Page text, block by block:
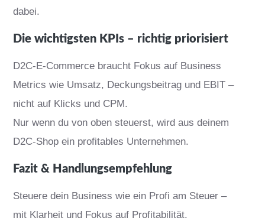
dabei.
Die wichtigsten KPIs – richtig priorisiert
D2C-E-Commerce braucht Fokus auf Business
Metrics wie Umsatz, Deckungsbeitrag und EBIT –
nicht auf Klicks und CPM.
Nur wenn du von oben steuerst, wird aus deinem
D2C-Shop ein profitables Unternehmen.
Fazit & Handlungsempfehlung
Steuere dein Business wie ein Profi am Steuer –
mit Klarheit und Fokus auf Profitabilität.